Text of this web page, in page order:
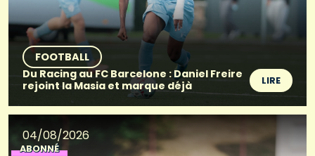
FOOTBALL
Du Racing au FC Barcelone : Daniel Freire
rejoint la Masia et marque déjà
LIRE
04/08/2026
ABONNÉ